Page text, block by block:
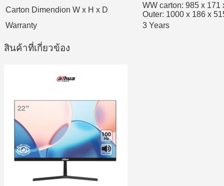
Carton Dimendion W x H x D
WW carton: 985 x 171
Outer: 1000 x 186 x
Warranty
3 Years
สินค้าที่เกี่ยวข้อง